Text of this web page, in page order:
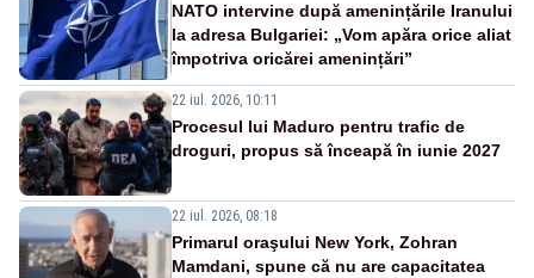
NATO intervine după amenințările Iranului
la adresa Bulgariei: „Vom apăra orice aliat
împotriva oricărei amenințări”
22 iul. 2026, 10:11
Procesul lui Maduro pentru trafic de
droguri, propus să înceapă în iunie 2027
22 iul. 2026, 08:18
Primarul oraşului New York, Zohran
Mamdani, spune că nu are capacitatea